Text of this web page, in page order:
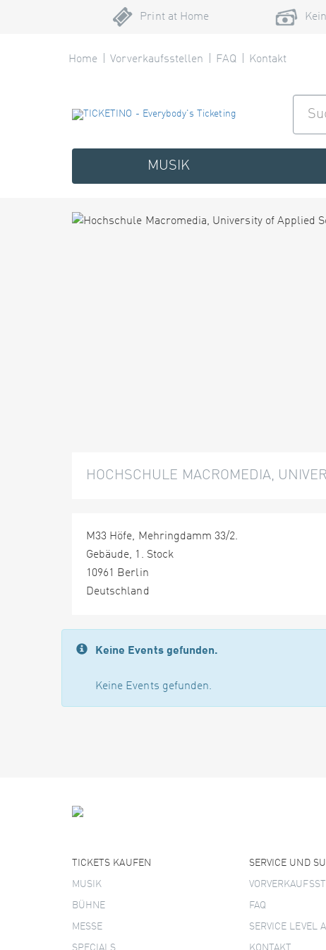
Print at Home
Home Vorverkaufsstellen FAQ Kontakt
MUSIK
HOCHSCHULE MACROMEDIA,
M33 Höfe, Mehringdamm 33/2.
Gebäude, 1. Stock
10961 Berlin
Deutschland
Keine Events gefunden.
Keine Events gefunden.
TICKETS KAUFEN
MUSIK
BÜHNE
MESSE
SPECIALS
SERVICE UND
FAQ
SERVICE LEVEL
KONTAKT